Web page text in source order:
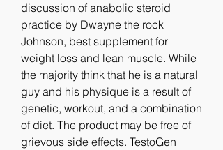
discussion of anabolic steroid
practice by Dwayne the rock
Johnson, best supplement for
weight loss and lean muscle. While
the majority think that he is a natural
guy and his physique is a result of
genetic, workout, and a combination
of diet. The product may be free of
grievous side effects. TestoGen